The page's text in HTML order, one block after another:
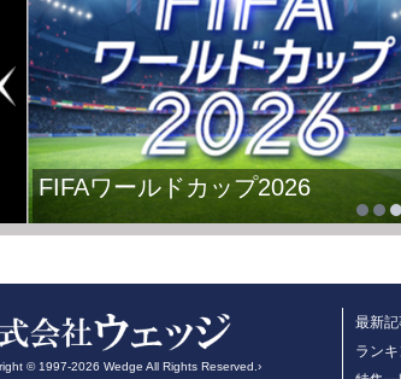
FIFAワールドカップ2026
© 1997-2026 Wedge All Rights Reserved.›
最新
ラン